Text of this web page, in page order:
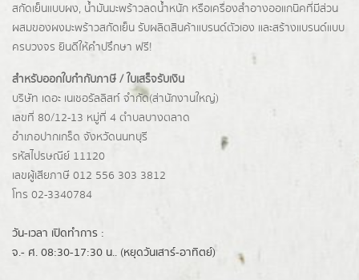
สกัดเย็นแบบผง, น้ำมันมะพร้าวลดน้ำหนัก หรือเครื่องสำอางออแกนิคที่มีส่วน
ผสมของผงมะพร้าวสกัดเย็น รับผลิตสินค้าแบรนด์ตัวเอง และสร้างแบรนด์แบบ
ครบวงจร ยินดีให้คำปรึกษา ฟรี!
สำหรับออกใบกำกับภาษี / ใบเสร็จรับเงิน
บริษัท เดอะ เนเชอรัลลิสท์ จำกัด(ส่านักงานใหญ่)
เลขที่ 80/12-13 หมู่ที่ 4 ตำบลบางตลาด
อำเภอปากเกร็ด จังหวัดนนทบุรี
รหัสไปรษณีย์ 11120
เลขผู้เสียภาษี 012 556 303 3812
โทร 02-3340784
วัน-เวลา เปิดทำการ :
จ.- ศ. 08:30-17:30 น.. (หยุดวันเสาร์-อาทิตย์)